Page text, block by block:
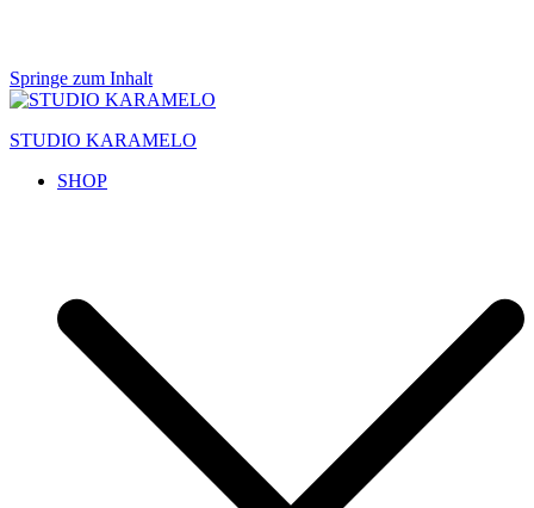
Springe zum Inhalt
STUDIO KARAMELO
SHOP